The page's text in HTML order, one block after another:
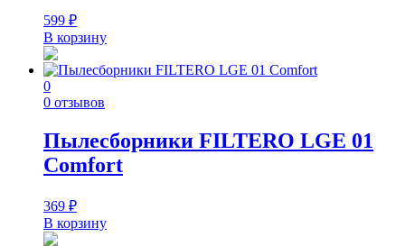
599 ₽
В корзину
0
0 отзывов
Пылесборники FILTERO LGE 01
Comfort
369 ₽
В корзину